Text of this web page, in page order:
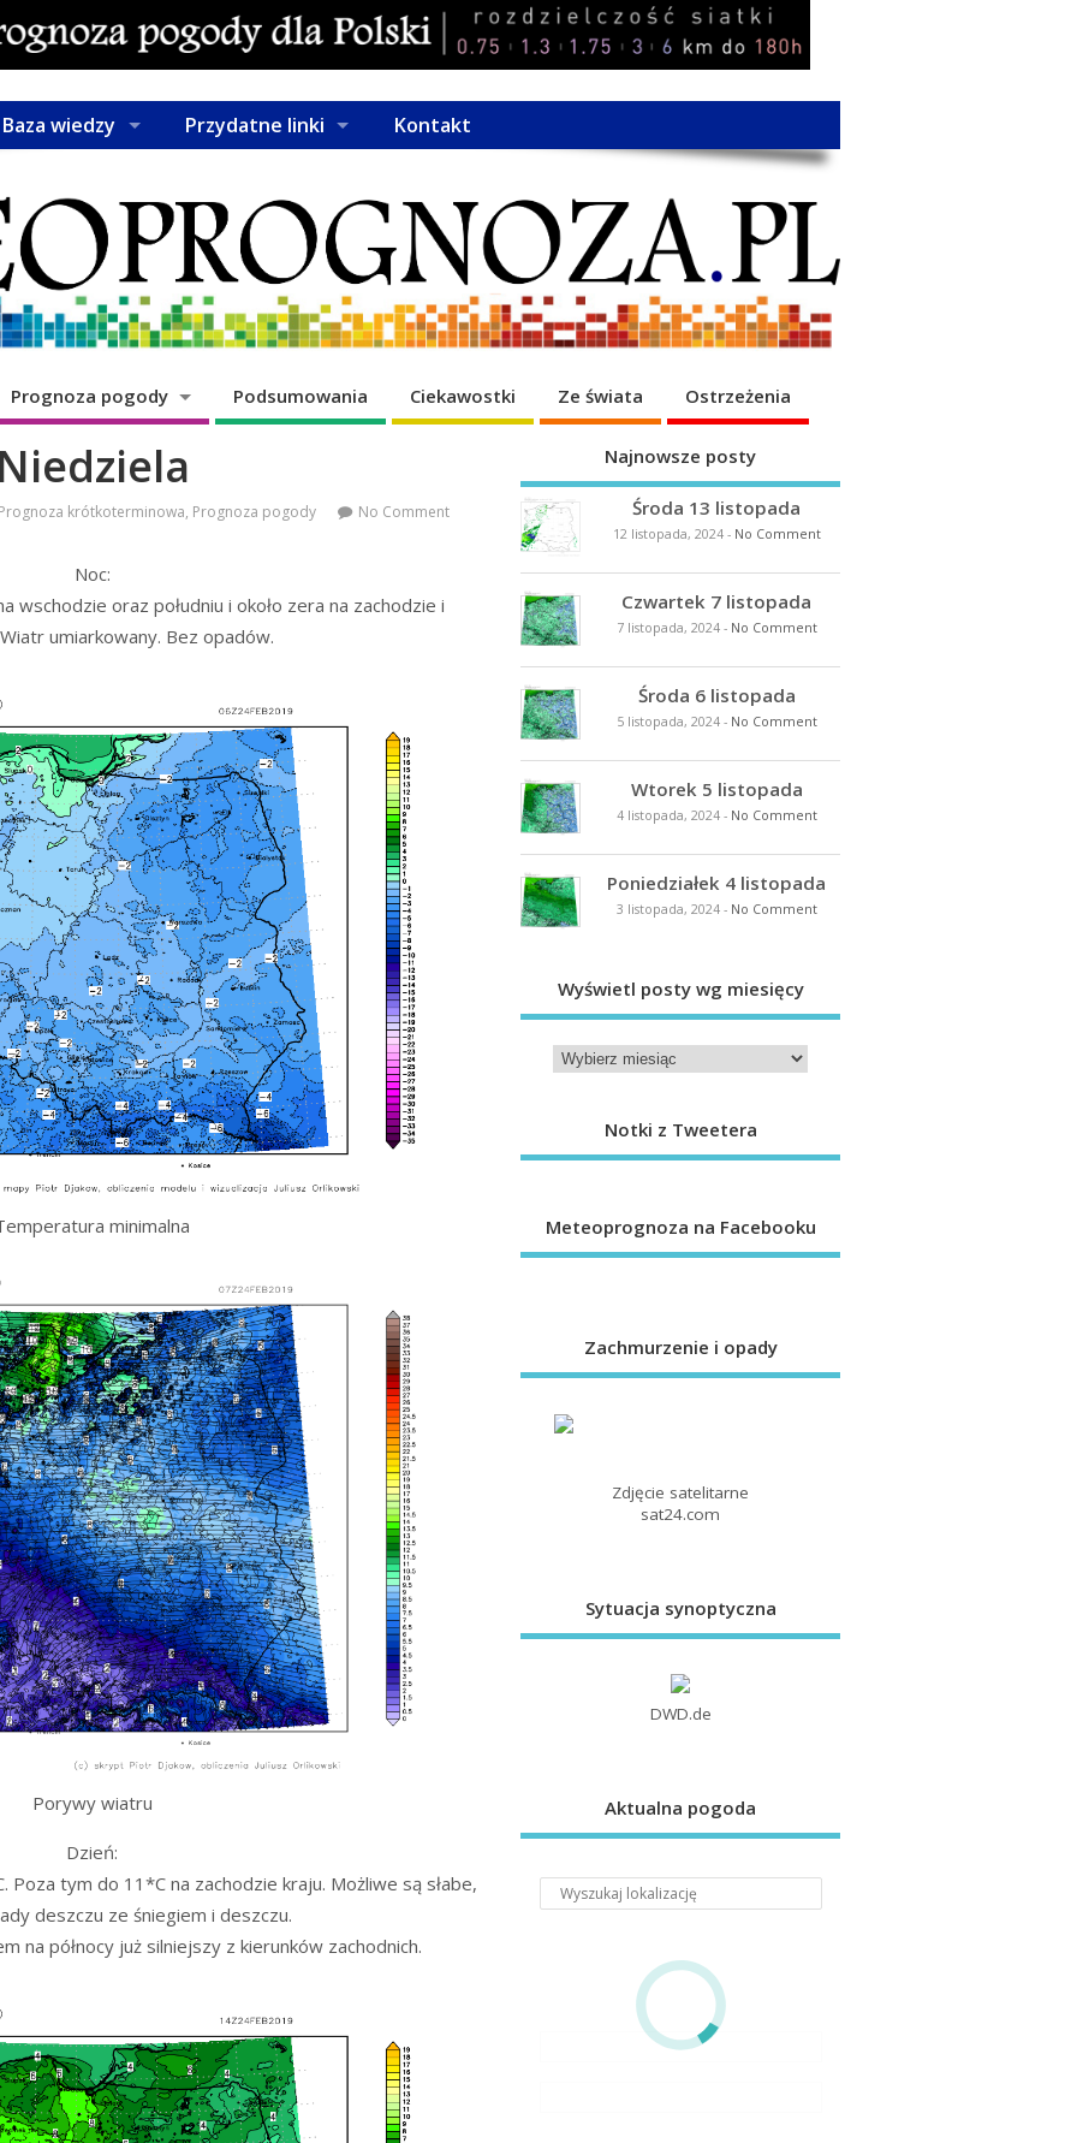
Baza wiedzy Przydatne linki Kontakt
Prognoza pogody Podsumowania Ciekawostki Ze świata Ostrzeżenia
krótkoterminowa, Prognoza pogody No Comment
Noc:
wschodzie oraz południu i około zera na zachodzie i
umiarkowany. Bez opadów.
minimalna
Porywy wiatru
Dzień:
Poza tym do 11*C na zachodzie kraju. Możliwe są słabe,
deszczu ze śniegiem i deszczu.
na północy już silniejszy z kierunków zachodnich.
Najnowsze posty
Środa 13 listopada
12 listopada, 2024- No Comment
Czwartek 7 listopada
7 listopada, 2024- No Comment
Środa 6 listopada
5 listopada, 2024- No Comment
Wtorek 5 listopada
4 listopada, 2024- No Comment
Poniedziałek 4 listopada
3 listopada, 2024- No Comment
Wyświetl posty wg miesięcy
Notki z Tweetera
Meteoprognoza na Facebooku
Zachmurzenie i opady
Zdjęcie satelitarne
sat24.com
Sytuacja synoptyczna
DWD.de
Aktualna pogoda